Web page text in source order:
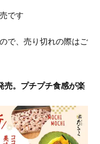
です
で、売り切れの際はご
売。プチプチ食感が楽